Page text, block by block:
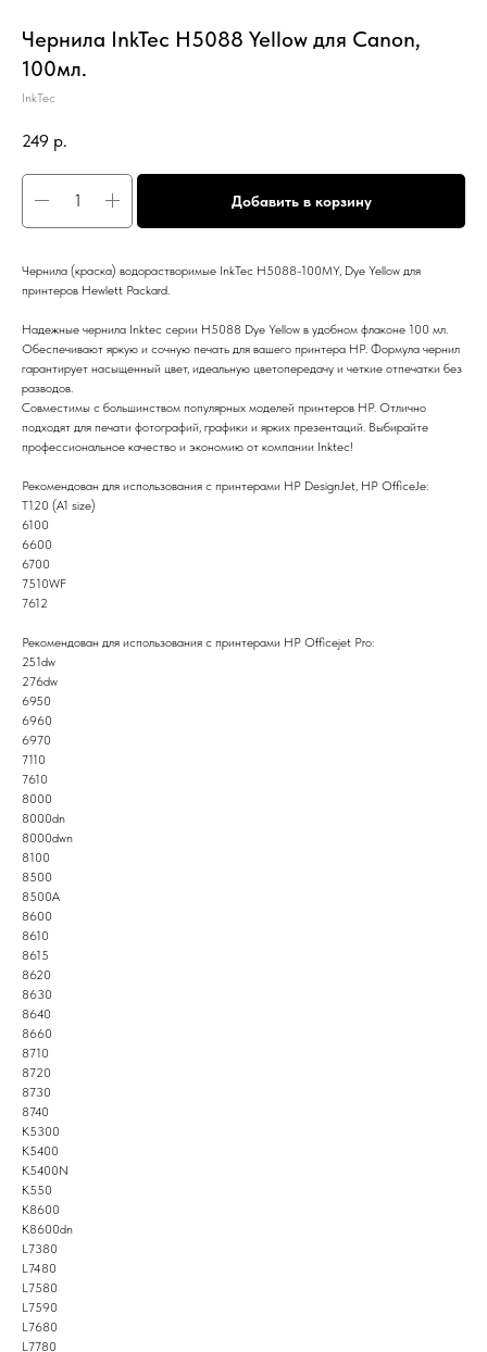
Чернила InkTec H5088 Yellow для Canon,
100мл.
InkTec
249 р.
Добавить в корзину
Чернила (краска) водорастворимые InkTec H5088-100MY, Dye Yellow для
принтеров Hewlett Packard.
Надежные чернила Inktec серии H5088 Dye Yellow в удобном флаконе 100 мл.
Обеспечивают яркую и сочную печать для вашего принтера HP. Формула чернил
гарантирует насыщенный цвет, идеальную цветопередачу и четкие отпечатки без
разводов.
Совместимы с большинством популярных моделей принтеров HP. Отлично
подходят для печати фотографий, графики и ярких презентаций. Выбирайте
профессиональное качество и экономию от компании Inktec!
Рекомендован для использования с принтерами HP DesignJet, HP OfficeJe:
T120 (A1 size)
6100
6600
6700
7510WF
7612
Рекомендован для использования с принтерами HP Officejet Pro:
251dw
276dw
6950
6960
6970
7110
7610
8000
8000dn
8000dwn
8100
8500
8500A
8600
8610
8615
8620
8630
8640
8660
8710
8720
8730
8740
K5300
K5400
K5400N
K550
K8600
K8600dn
L7380
L7480
L7580
L7590
L7680
L7780